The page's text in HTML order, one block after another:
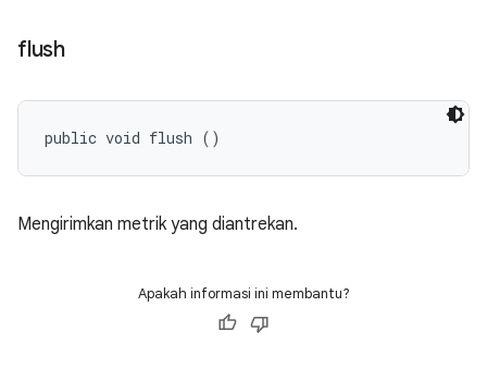
flush
public void flush ()
Mengirimkan metrik yang diantrekan.
Apakah informasi ini membantu?